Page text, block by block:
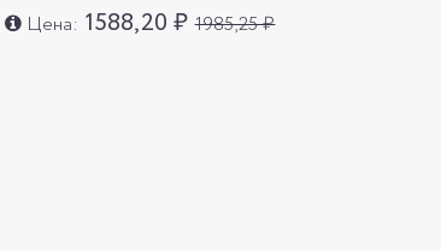
Цена: 1588,20 ₽1985,25 ₽